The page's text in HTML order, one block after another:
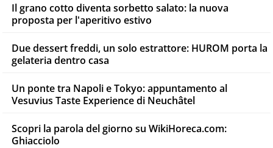
Il grano cotto diventa sorbetto salato: la nuova
proposta per l'aperitivo estivo
Due dessert freddi, un solo estrattore: HUROM porta la
gelateria dentro casa
Un ponte tra Napoli e Tokyo: appuntamento al
Vesuvius Taste Experience di Neuchâtel
Scopri la parola del giorno su WikiHoreca.com:
Ghiacciolo